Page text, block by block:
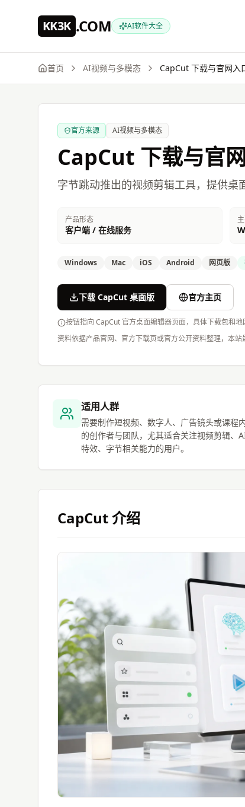
KK3K .COM AI软件大全
首页 AI视频与多模态 CapCut 下载与官网入
官方来源 AI视频与多模态
CapCut 下载与官
字节跳动推出的视频剪辑工具，提供桌
产品形态
客户端 / 在线服务
Windows Mac iOS Android 网页版
下载 CapCut 桌面版 官方主页
按钮指向 CapCut 官方桌面编辑器页面，具体下载包和地
资料依据产品官网、官方下载页或官方公开资料整理，本站
适用人群
需要制作短视频、数字人、广告镜头或课程
的创作者与团队，尤其适合关注视频剪辑、
特效、字节相关能力的用户。
CapCut介绍